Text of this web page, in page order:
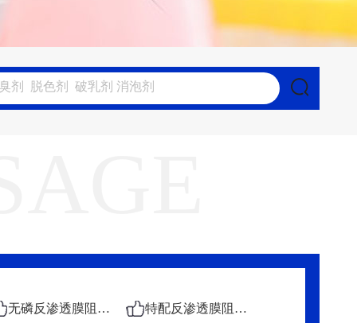
无磷反渗透膜阻垢剂 特配反渗透膜阻垢剂